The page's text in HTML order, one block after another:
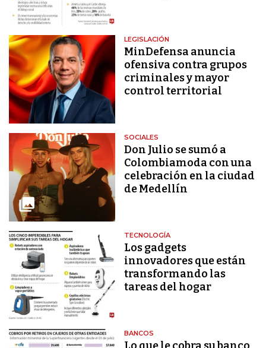
LEGISLACIÓN
MinDefensa anuncia
ofensiva contra grupos
criminales y mayor
control territorial
SOCIALES
Don Julio se sumó a
Colombiamoda con una
celebración en la ciudad
de Medellín
TECNOLOGÍA
Los gadgets
innovadores que están
transformando las
tareas del hogar
BANCOS